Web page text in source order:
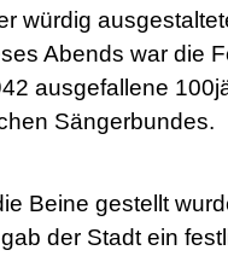
würdig
Abends war die
ausgefallene
Sängerbundes.
Beine gestellt
der Stadt ein